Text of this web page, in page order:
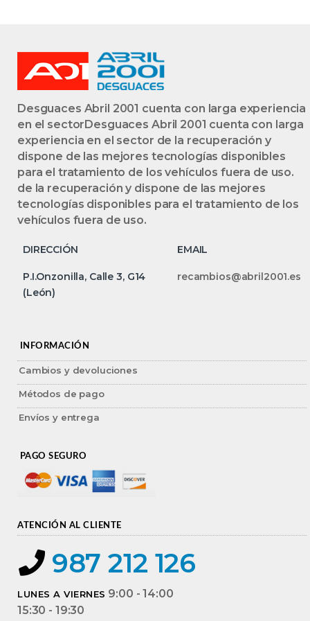
Desguaces Abril 2001 cuenta con larga experiencia
en el sectorDesguaces Abril 2001 cuenta con larga
experiencia en el sector de la recuperación y
dispone de las mejores tecnologías disponibles
para el tratamiento de los vehículos fuera de uso.
de la recuperación y dispone de las mejores
tecnologías disponibles para el tratamiento de los
vehículos fuera de uso.
DIRECCIÓN EMAIL
P.I.Onzonilla, Calle 3, G14
(León)
recambios@abril2001.es
INFORMACIÓN
Cambios y devoluciones
Métodos de pago
Envíos y entrega
PAGO SEGURO
ATENCIÓN AL CLIENTE
987 212 126
LUNES A VIERNES 9:00 - 14:00
15:30 - 19:30